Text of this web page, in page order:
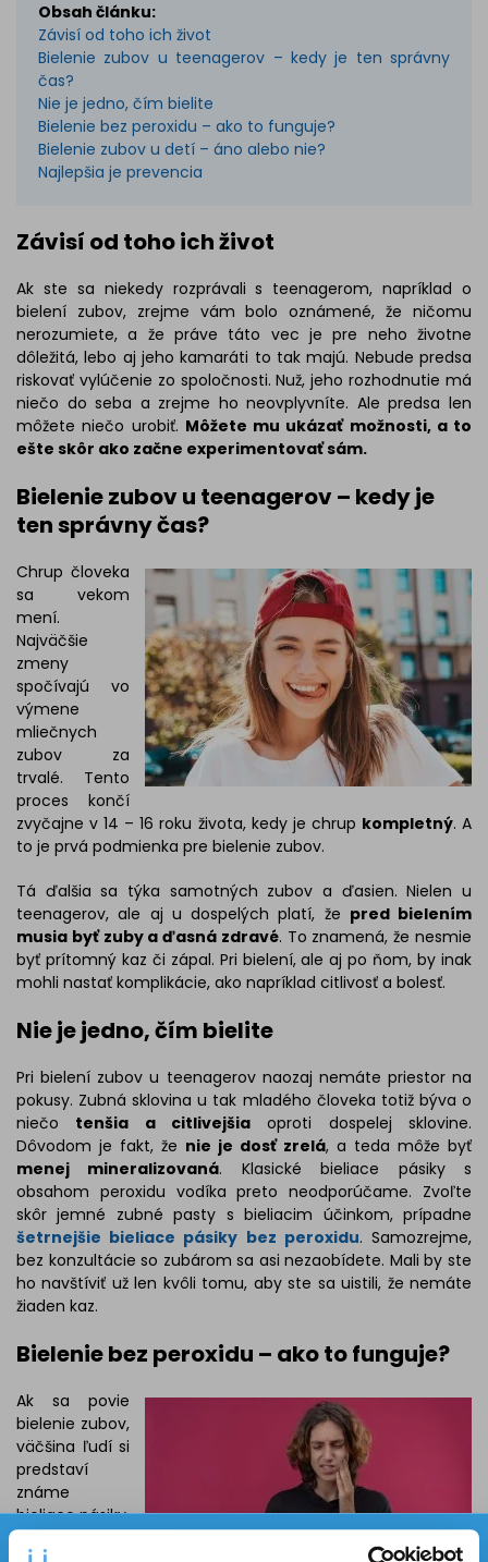
Obsah článku:
Závisí od toho ich život
Bielenie zubov u teenagerov – kedy je ten správny
čas?
Nie je jedno, čím bielite
Bielenie bez peroxidu – ako to funguje?
Bielenie zubov u detí – áno alebo nie?
Najlepšia je prevencia
Závisí od toho ich život
Ak ste sa niekedy rozprávali s teenagerom, napríklad o
bielení zubov, zrejme vám bolo oznámené, že ničomu
nerozumiete, a že práve táto vec je pre neho životne
dôležitá, lebo aj jeho kamaráti to tak majú. Nebude predsa
riskovať vylúčenie zo spoločnosti. Nuž, jeho rozhodnutie má
niečo do seba a zrejme ho neovplyvníte. Ale predsa len
môžete niečo urobiť. Môžete mu ukázať možnosti, a to
ešte skôr ako začne experimentovať sám.
Bielenie zubov u teenagerov – kedy je
ten správny čas?
Chrup človeka
sa vekom
mení.
Najväčšie
zmeny
spočívajú vo
výmene
mliečnych
zubov za
trvalé. Tento
proces končí
zvyčajne v 14 – 16 roku života, kedy je chrup kompletný. A
to je prvá podmienka pre bielenie zubov.
Tá ďalšia sa týka samotných zubov a ďasien. Nielen u
teenagerov, ale aj u dospelých platí, že pred bielením
musia byť zuby a ďasná zdravé. To znamená, že nesmie
byť prítomný kaz či zápal. Pri bielení, ale aj po ňom, by inak
mohli nastať komplikácie, ako napríklad citlivosť a bolesť.
Nie je jedno, čím bielite
Pri bielení zubov u teenagerov naozaj nemáte priestor na
pokusy. Zubná sklovina u tak mladého človeka totiž býva o
niečo tenšia a citlivejšia oproti dospelej sklovine.
Dôvodom je fakt, že nie je dosť zrelá, a teda môže byť
menej mineralizovaná. Klasické bieliace pásiky s
obsahom peroxidu vodíka preto neodporúčame. Zvoľte
skôr jemné zubné pasty s bieliacim účinkom, prípadne
šetrnejšie bieliace pásiky bez peroxidu. Samozrejme,
bez konzultácie so zubárom sa asi nezaobídete. Mali by ste
ho navštíviť už len kvôli tomu, aby ste sa uistili, že nemáte
žiaden kaz.
Bielenie bez peroxidu – ako to funguje?
Ak sa povie
bielenie zubov,
väčšina ľudí si
predstaví
známe
bieliace pásiky.
✕